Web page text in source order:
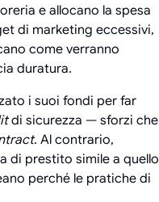
e allocano la spesa
di marketing eccessivi,
come verranno
duratura.
i suoi fondi per far
di sicurezza — sforzi che
. Al contrario,
di prestito simile a quello
perché le pratiche di